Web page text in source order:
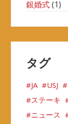
銀婚式(1)
タグ
JA USJ
ステーキ
ニュース